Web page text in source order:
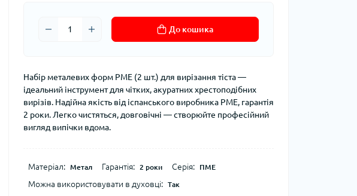
До кошика
Набір металевих форм PME (2 шт.) для вирізання тіста —
ідеальний інструмент для чітких, акуратних хрестоподібних
вирізів. Надійна якість від іспанського виробника PME, гарантія
2 роки. Легко чистяться, довговічні — створюйте професійний
вигляд випічки вдома.
Матеріал: Метал Гарантія: 2 роки Серія: ПМЕ
Можна використовувати в духовці: Так